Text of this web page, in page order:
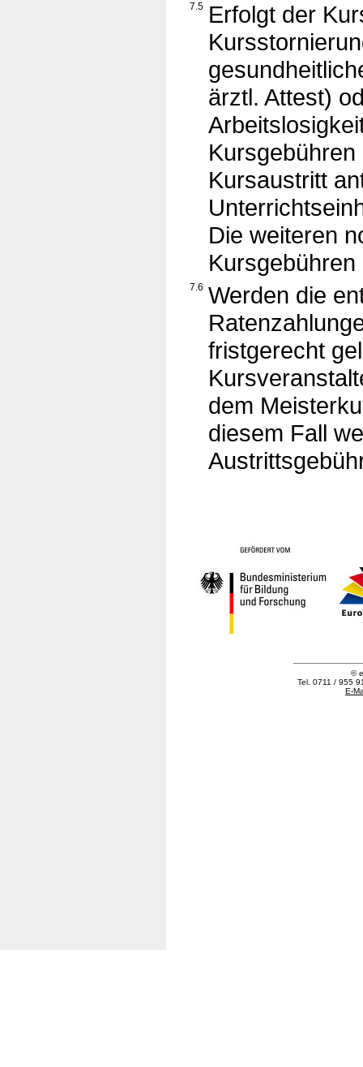
7.5 Erfolgt der
ärztl. Attest)
Kursaustritt
Die weiteren
Kursgebühren
7.6 Werden die
fristgerecht
dem
diesem Fall
©
Tel. 0711 / 955
E-